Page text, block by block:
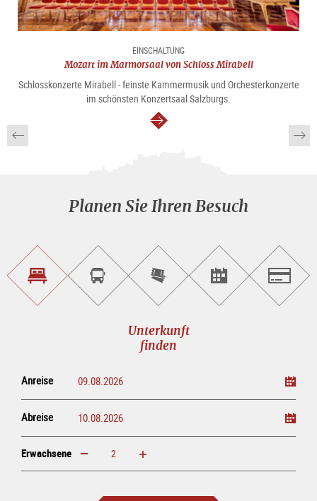
EINSCHALTUNG
Mozart im Marmorsaal von Schloss Mirabell
Schlosskonzerte Mirabell - feinste Kammermusik und Orchesterkonzerte
im schönsten Konzertsaal Salzburgs.
weiter
Planen Sie Ihren Besuch
Unterkunft<br>findenSightseeing<br>Tour
buchen
Tickets
online<br>kaufen
Events<br>finden
Unterkunft
finden
Anreise
Abreise
Erwachsene erhöhen verringern